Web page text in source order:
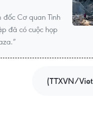
Cơ quan Tình
đã có cuộc họp
(TTXVN/